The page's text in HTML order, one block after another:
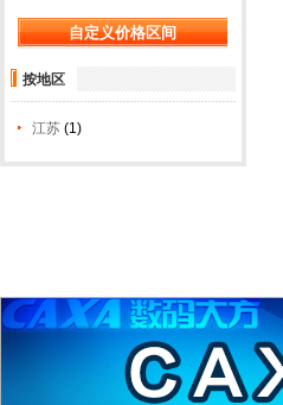
按地区
江苏 (1)